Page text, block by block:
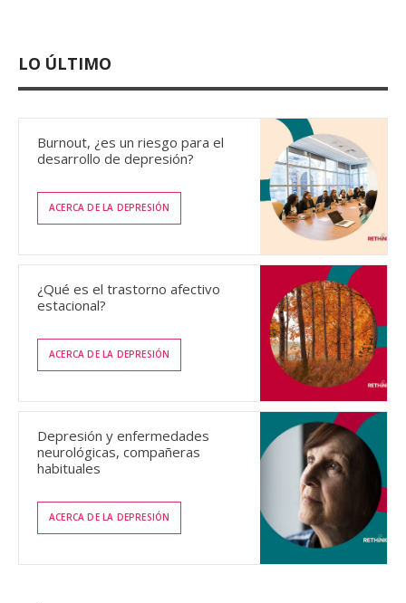
LO ÚLTIMO
Burnout, ¿es un riesgo para el
desarrollo de depresión?
ACERCA DE LA DEPRESIÓN
¿Qué es el trastorno afectivo
estacional?
ACERCA DE LA DEPRESIÓN
Depresión y enfermedades
neurológicas, compañeras
habituales
ACERCA DE LA DEPRESIÓN